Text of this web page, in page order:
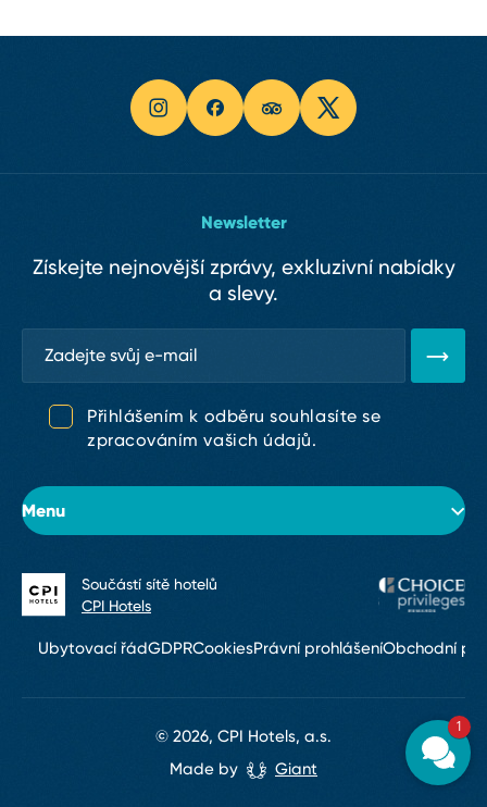
Menu
O hotelu
Pokoje
Restaurace a bary
Newsletter
Získejte nejnovější zprávy, exkluzivní nabídky
a slevy.
Přihlášením k odběru souhlasíte se
zpracováním vašich údajů.
Ubytovací řádGDPRCookiesPrávní prohlášeníObchodní
© 2026, CPI Hotels, a.s.
Součástí sítě hotelů
CPI Hotels
Made by Giant
1